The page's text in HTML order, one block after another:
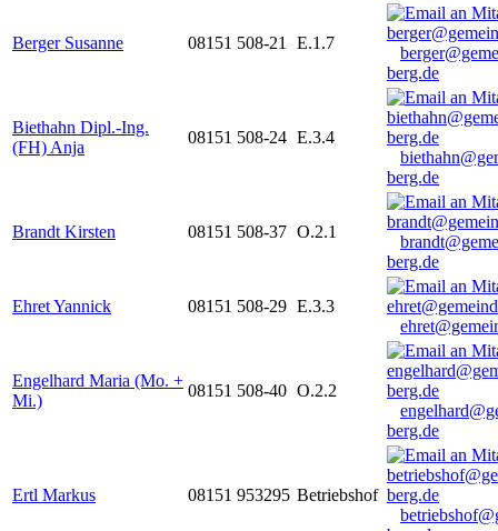
Berger Susanne 08151 508-21 E.1.7
berg.de
Biethahn Dipl.-Ing.
(FH) Anja
08151 508-24 E.3.4
berg.de
Brandt Kirsten 08151 508-37 O.2.1
berg.de
Ehret Yannick 08151 508-29 E.3.3
Engelhard Maria (Mo. +
Mi.)
08151 508-40 O.2.2
berg.de
Ertl Markus 08151 953295 Betriebshof